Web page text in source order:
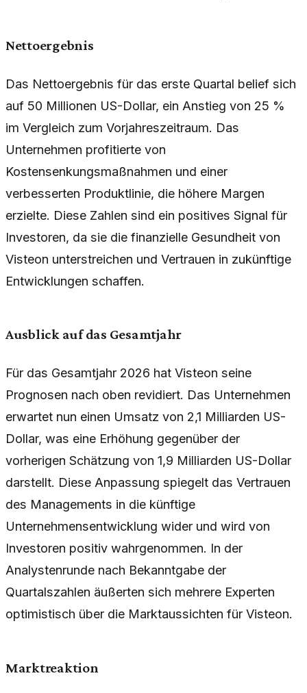
Nettoergebnis
Das Nettoergebnis für das erste Quartal belief sich
auf 50 Millionen US-Dollar, ein Anstieg von 25 %
im Vergleich zum Vorjahreszeitraum. Das
Unternehmen profitierte von
Kostensenkungsmaßnahmen und einer
verbesserten Produktlinie, die höhere Margen
erzielte. Diese Zahlen sind ein positives Signal für
Investoren, da sie die finanzielle Gesundheit von
Visteon unterstreichen und Vertrauen in zukünftige
Entwicklungen schaffen.
Ausblick auf das Gesamtjahr
Für das Gesamtjahr 2026 hat Visteon seine
Prognosen nach oben revidiert. Das Unternehmen
erwartet nun einen Umsatz von 2,1 Milliarden US-
Dollar, was eine Erhöhung gegenüber der
vorherigen Schätzung von 1,9 Milliarden US-Dollar
darstellt. Diese Anpassung spiegelt das Vertrauen
des Managements in die künftige
Unternehmensentwicklung wider und wird von
Investoren positiv wahrgenommen. In der
Analystenrunde nach Bekanntgabe der
Quartalszahlen äußerten sich mehrere Experten
optimistisch über die Marktaussichten für Visteon.
Marktreaktion